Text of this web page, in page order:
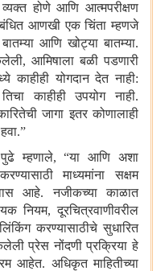
व्यक्त होणे आणि आत्मपरीक्षण
आणखी एक चिंता म्हणजे
आणि खोट्या बातम्या.
, आमिषाला बळी पडणारी
काहीही योगदान देत नाही:
काहीही उपयोग नाही.
जागा इतर कोणालाही
”
म्हणाले,“या आणि अशा
माध्यमांना सक्षम
आहे. नजीकच्या काळात
नियम,दूरचित्रवाणीवरील
करण्यासाठीचे सुधारित
प्रेस नोंदणी प्रक्रिया हे
आहेत. अधिकृत माहितीच्या